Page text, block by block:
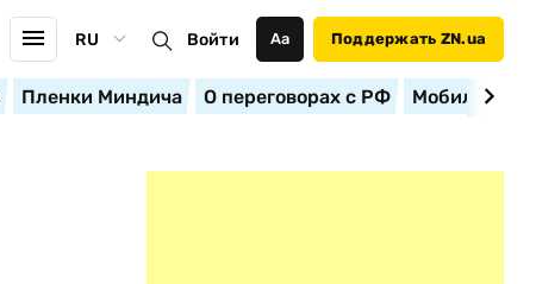
RU Войти Аа Поддержать ZN.ua
Пленки Миндича О переговорах с РФ